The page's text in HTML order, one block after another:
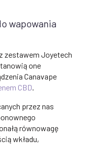
wapowania
zestawem Joyetech
one
Canavape
CBD.
przez nas
równowagę
wkładu,